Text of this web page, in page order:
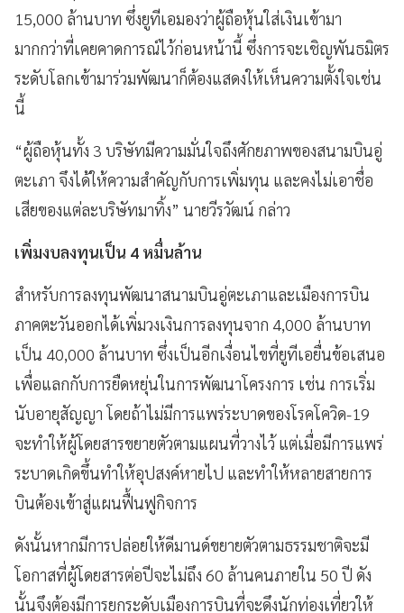
15,000 ล้านบาท ซึ่งยูทีเอมองว่าผู้ถือหุ้นใส่เงินเข้ามา
มากกว่าที่เคยคาดการณ์ไว้ก่อนหน้านี้ ซึ่งการจะเชิญพันธมิตร
ระดับโลกเข้ามาร่วมพัฒนาก็ต้องแสดงให้เห็นความตั้งใจเช่น
นี้
“ผู้ถือหุ้นทั้ง 3 บริษัทมีความมั่นใจถึงศักยภาพของสนามบินอู่
ตะเภา จึงได้ให้ความสำคัญกับการเพิ่มทุน และคงไม่เอาชื่อ
เสียของแต่ละบริษัทมาทิ้ง” นายวีรวัฒน์ กล่าว
เพิ่มงบลงทุนเป็น 4 หมื่นล้าน
สำหรับการลงทุนพัฒนาสนามบินอู่ตะเภาและเมืองการบิน
ภาคตะวันออกได้เพิ่มวงเงินการลงทุนจาก 4,000 ล้านบาท
เป็น 40,000 ล้านบาท ซึ่งเป็นอีกเงื่อนไขที่ยูทีเอยื่นข้อเสนอ
เพื่อแลกกับการยืดหยุ่นในการพัฒนาโครงการ เช่น การเริ่ม
นับอายุสัญญา โดยถ้าไม่มีการแพร่ระบาดของโรคโควิด-19
จะทำให้ผู้โดยสารขยายตัวตามแผนที่วางไว้ แต่เมื่อมีการแพร่
ระบาดเกิดขึ้นทำให้อุปสงค์หายไป และทำให้หลายสายการ
บินต้องเข้าสู่แผนฟื้นฟูกิจการ
ดังนั้นหากมีการปล่อยให้ดีมานด์ขยายตัวตามธรรมชาติจะมี
โอกาสที่ผู้โดยสารต่อปีจะไม่ถึง 60 ล้านคนภายใน 50 ปี ดัง
นั้นจึงต้องมีการยกระดับเมืองการบินที่จะดึงนักท่องเที่ยวให้